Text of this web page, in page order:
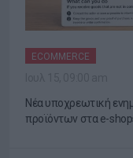
ECOMMERCE
Νέα υποχρεωτική
προϊόντων στα e-